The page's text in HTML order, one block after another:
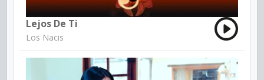
Lejos De Ti
Los Nacis